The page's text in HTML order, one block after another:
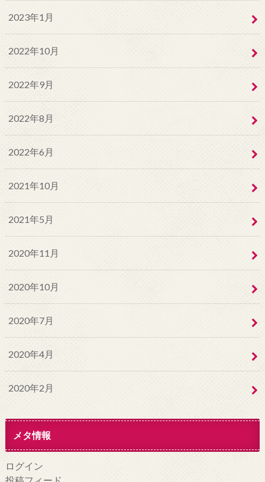
2023年1月
2022年10月
2022年9月
2022年8月
2022年6月
2021年10月
2021年5月
2020年11月
2020年10月
2020年7月
2020年4月
2020年2月
メタ情報
ログイン
投稿フィード